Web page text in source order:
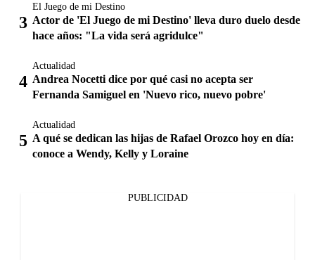
El Juego de mi Destino
Actor de 'El Juego de mi Destino' lleva duro duelo desde
hace años: "La vida será agridulce"
Actualidad
Andrea Nocetti dice por qué casi no acepta ser
Fernanda Samiguel en 'Nuevo rico, nuevo pobre'
Actualidad
A qué se dedican las hijas de Rafael Orozco hoy en día:
conoce a Wendy, Kelly y Loraine
PUBLICIDAD